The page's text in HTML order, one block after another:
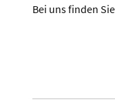
Bei uns finden